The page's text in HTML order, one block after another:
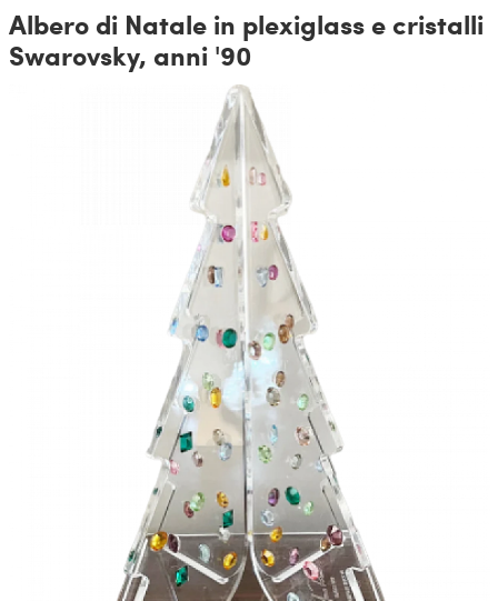
Albero di Natale in plexiglass e cristalli
Swarovsky, anni '90